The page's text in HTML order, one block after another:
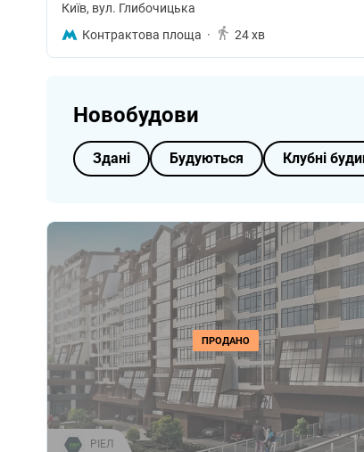
Київ, вул. Глибочицька
Контрактова площа · 24 хв
Новобудови
Здані Будуються Клубні
ПРОДАНО
РІЕЛ